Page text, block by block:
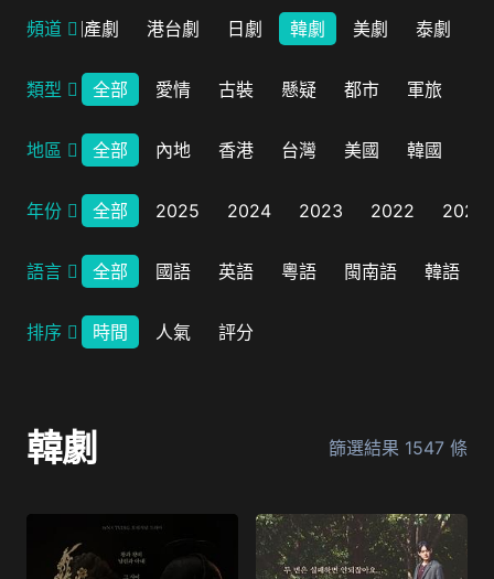
頻道
劇 國產劇 港台劇 日劇 韓劇 美劇 泰劇
類型 全部 愛情 古裝 懸疑 都市 軍旅
地區 全部 內地 香港 台灣 美國 韓國
年份 全部 2025 2024 2023 2022 2021
語言 全部 國語 英語 粵語 閩南語 韓語
排序 時間 人氣 評分
韓劇 篩選結果 1547 條